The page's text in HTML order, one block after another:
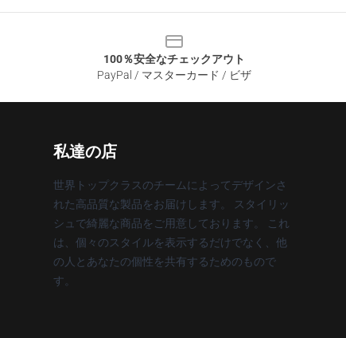
100％安全なチェックアウト
PayPal / マスターカード / ビザ
私達の店
世界トップクラスのチームによってデザインさ
れた高品質な製品をお届けします。 スタイリッ
シュで綺麗な商品をご用意しております。 これ
は、個々のスタイルを表示するだけでなく、他
の人とあなたの個性を共有するためのもので
す。